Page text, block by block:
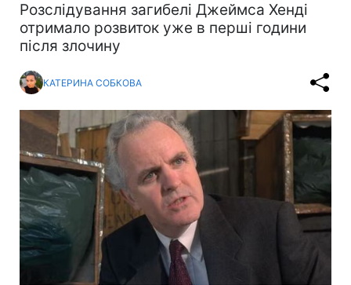
Розслідування загибелі Джеймса Хенді
отримало розвиток уже в перші години
після злочину
КАТЕРИНА СОБКОВА